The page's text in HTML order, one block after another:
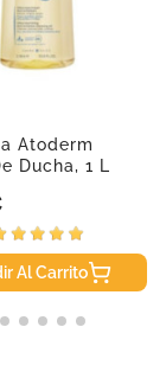
Atoderm
Ducha, 1 L
Al Carrito